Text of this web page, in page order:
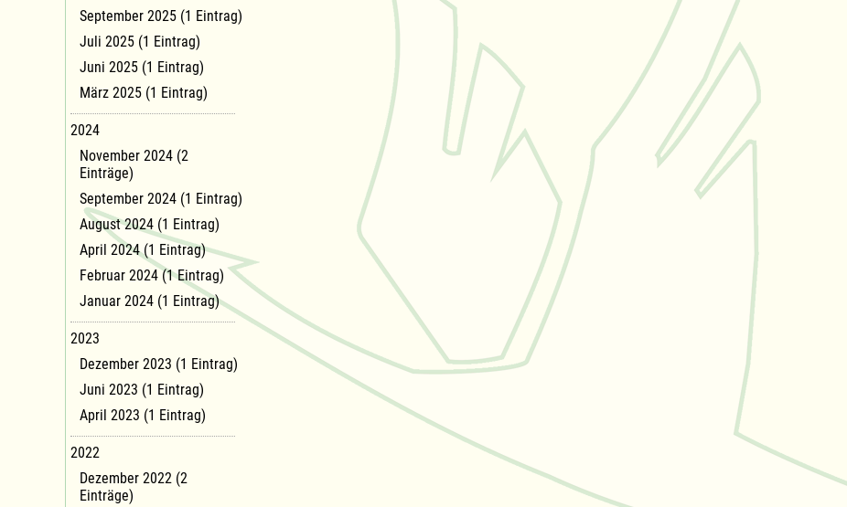
September 2025 (1 Eintrag)
Juli 2025 (1 Eintrag)
Juni 2025 (1 Eintrag)
März 2025 (1 Eintrag)
2024
November 2024 (2
Einträge)
September 2024 (1 Eintrag)
August 2024 (1 Eintrag)
April 2024 (1 Eintrag)
Februar 2024 (1 Eintrag)
Januar 2024 (1 Eintrag)
2023
Dezember 2023 (1 Eintrag)
Juni 2023 (1 Eintrag)
April 2023 (1 Eintrag)
2022
Dezember 2022 (2
Einträge)